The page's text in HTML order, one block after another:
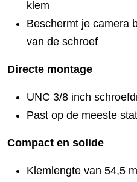
klem
Beschermt je camera
van de schroef
Directe montage
UNC 3/8 inch
Past op de meeste
Compact en solide
Klemlengte van 54,5